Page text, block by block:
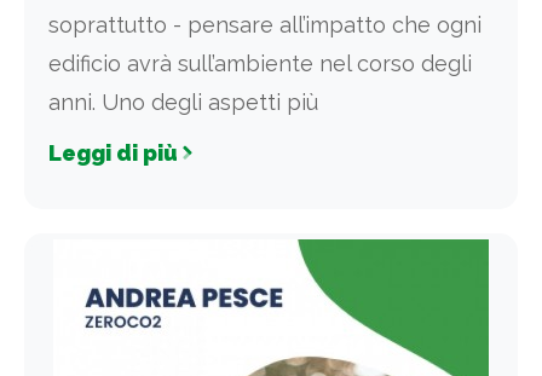
soprattutto - pensare all’impatto che ogni
edificio avrà sull’ambiente nel corso degli
anni. Uno degli aspetti più
Leggi di più